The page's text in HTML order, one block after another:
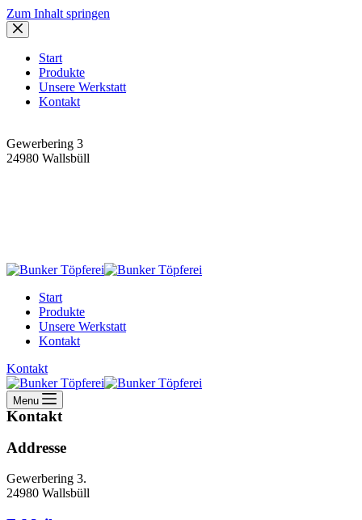
Zum Inhalt springen
Start
Produkte
Unsere Werkstatt
Kontakt
Gewerbering 3
24980 Wallsbüll
Start
Produkte
Unsere Werkstatt
Kontakt
Kontakt
Menu
Kontakt
Address​e
Gewerbering 3.
24980 Wallsbüll